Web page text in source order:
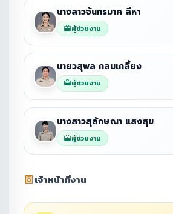
นางสาวจันทรมาศ สีหา
ผู้ช่วยงาน
นายวสุพล กลมเกลี้ยง
ผู้ช่วยงาน
นางสาวสุลักษณา แสงสุข
ผู้ช่วยงาน
เจ้าหน้าที่งาน